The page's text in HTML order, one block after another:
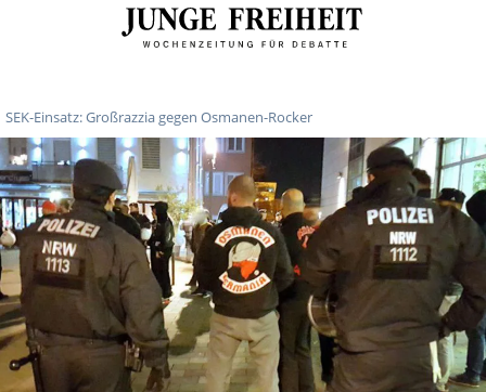
SEK-Einsatz: Großrazzia gegen Osmanen-Rocker